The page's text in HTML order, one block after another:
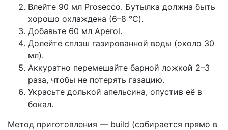
Влейте 90 мл Prosecco. Бутылка должна быть
хорошо охлаждена (6–8 °C).
Добавьте 60 мл Aperol.
Долейте сплэш газированной воды (около 30
мл).
Аккуратно перемешайте барной ложкой 2–3
раза, чтобы не потерять газацию.
Украсьте долькой апельсина, опустив её в
бокал.
Метод приготовления — build (собирается прямо в